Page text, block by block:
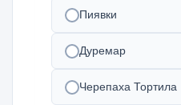
Пиявки
Дуремар
Черепаха Тортила